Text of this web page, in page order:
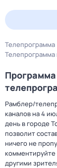
Телепрограмма
Телепрограмма
Рамблер/
каналов на 4
день в городе
позволит
ничего не
другими